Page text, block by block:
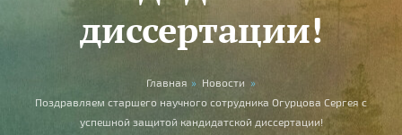
диссертации!
You are here
Главная » Новости »
Поздравляем старшего научного сотрудника Огурцова Сергея с
успешной защитой кандидатской диссертации!